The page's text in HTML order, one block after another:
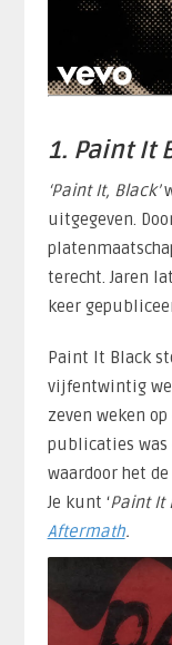
1. Paint It
‘Paint It, Black’
uitgegeven.
terecht. Jaren
keer
Paint It Black
vijfentwintig
zeven weken
publicaties was
waardoor het
Je kunt ‘Paint It
Aftermath.